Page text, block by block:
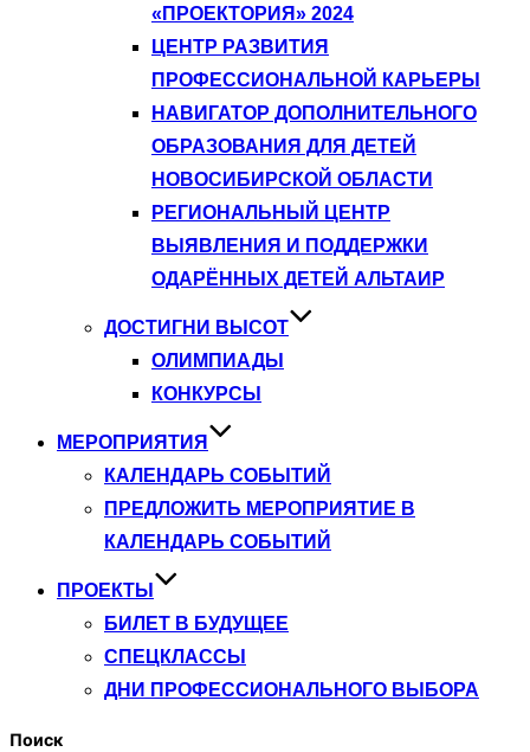
«ПРОЕКТОРИЯ» 2024
ЦЕНТР РАЗВИТИЯ
ПРОФЕССИОНАЛЬНОЙ КАРЬЕРЫ
НАВИГАТОР ДОПОЛНИТЕЛЬНОГО
ОБРАЗОВАНИЯ ДЛЯ ДЕТЕЙ
НОВОСИБИРСКОЙ ОБЛАСТИ
РЕГИОНАЛЬНЫЙ ЦЕНТР
ВЫЯВЛЕНИЯ И ПОДДЕРЖКИ
ОДАРЁННЫХ ДЕТЕЙ АЛЬТАИР
ДОСТИГНИ ВЫСОТ
ОЛИМПИАДЫ
КОНКУРСЫ
МЕРОПРИЯТИЯ
КАЛЕНДАРЬ СОБЫТИЙ
ПРЕДЛОЖИТЬ МЕРОПРИЯТИЕ В
КАЛЕНДАРЬ СОБЫТИЙ
ПРОЕКТЫ
БИЛЕТ В БУДУЩЕЕ
СПЕЦКЛАССЫ
ДНИ ПРОФЕССИОНАЛЬНОГО ВЫБОРА
Поиск